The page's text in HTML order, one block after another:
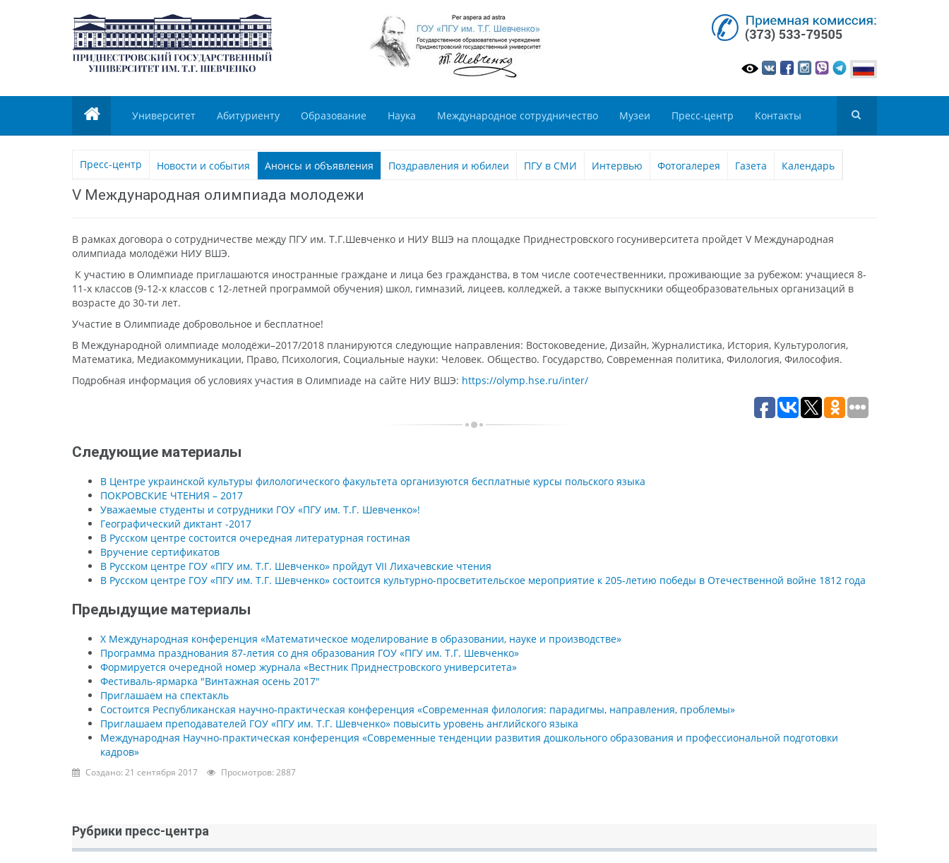
Университет Абитуриенту Образование Наука Международное сотрудничество Музеи Пресс-центр Контакты
Пресс-центр Новости и события Анонсы и объявления Поздравления и юбилеи ПГУ в СМИ Интервью Фотогалерея Газета Календарь
V Международная олимпиада молодежи
В рамках договора о сотрудничестве между ПГУ им. Т.Г.Шевченко и НИУ ВШЭ на площадке Приднестровского госуниверситета пройдет V Международная
олимпиада молодёжи НИУ ВШЭ.
К участию в Олимпиаде приглашаются иностранные граждане и лица без гражданства, в том числе соотечественники, проживающие за рубежом: учащиеся 8-
11-х классов (9-12-х классов с 12-летней программой обучения) школ, гимназий, лицеев, колледжей, а также выпускники общеобразовательных организаций в
возрасте до 30-ти лет.
Участие в Олимпиаде добровольное и бесплатное!
В Международной олимпиаде молодёжи–2017/2018 планируются следующие направления: Востоковедение, Дизайн, Журналистика, История, Культурология,
Математика, Медиакоммуникации, Право, Психология, Социальные науки: Человек. Общество. Государство, Современная политика, Филология, Философия.
Подробная информация об условиях участия в Олимпиаде на сайте НИУ ВШЭ: https://olymp.hse.ru/inter/
Следующие материалы
В Центре украинской культуры филологического факультета организуются бесплатные курсы польского языка
ПОКРОВСКИЕ ЧТЕНИЯ – 2017
Уважаемые студенты и сотрудники ГОУ «ПГУ им. Т.Г. Шевченко»!
Географический диктант -2017
В Русском центре состоится очередная литературная гостиная
Вручение сертификатов
В Русском центре ГОУ «ПГУ им. Т.Г. Шевченко» пройдут VII Лихачевские чтения
В Русском центре ГОУ «ПГУ им. Т.Г. Шевченко» состоится культурно-просветительское мероприятие к 205-летию победы в Отечественной войне 1812 года
Предыдущие материалы
X Международная конференция «Математическое моделирование в образовании, науке и производстве»
Программа празднования 87-летия со дня образования ГОУ «ПГУ им. Т.Г. Шевченко»
Формируется очередной номер журнала «Вестник Приднестровского университета»
Фестиваль-ярмарка "Винтажная осень 2017"
Приглашаем на спектакль
Состоится Республиканская научно-практическая конференция «Современная филология: парадигмы, направления, проблемы»
Приглашаем преподавателей ГОУ «ПГУ им. Т.Г. Шевченко» повысить уровень английского языка
Международная Научно-практическая конференция «Современные тенденции развития дошкольного образования и профессиональной подготовки
кадров»
Создано: 21 сентября 2017 Просмотров: 2887
Рубрики пресс-центра